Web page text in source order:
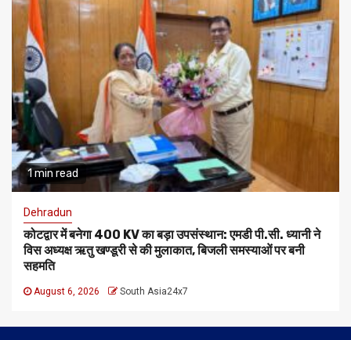
1 min read
Dehradun
कोटद्वार में बनेगा 400 KV का बड़ा उपसंस्थान: एमडी पी.सी. ध्यानी ने
विस अध्यक्ष ऋतु खण्डूरी से की मुलाकात, बिजली समस्याओं पर बनी
सहमति
August 6, 2026 South Asia24x7